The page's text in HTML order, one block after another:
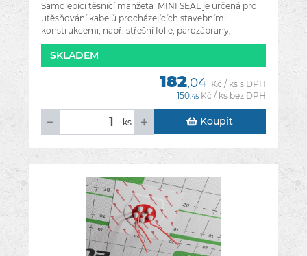
Samolepící těsnící manžeta MINI SEAL je určená pro
utěsňování kabelů procházejících stavebními
konstrukcemi, např. střešní folie, parozábrany,
stěnami, střechou, podkrovím a
SKLADEM
182,04 Kč / ks s DPH
150,45 Kč / ks bez DPH
ks Koupit